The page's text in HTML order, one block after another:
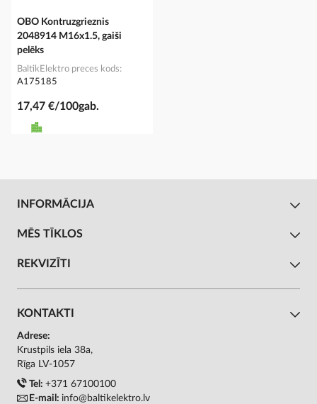
OBO Kontruzgrieznis
2048914 M16x1.5, gaiši
pelēks
BaltikElektro preces kods
A175185
17,47 €/100gab.
INFORMĀCIJA
MĒS TĪKLOS
REKVIZĪTI
KONTAKTI
Adrese:
Krustpils iela 38a,
Rīga LV-1057
Tel: +371 67100100
E-mail: info@baltikelektro.lv